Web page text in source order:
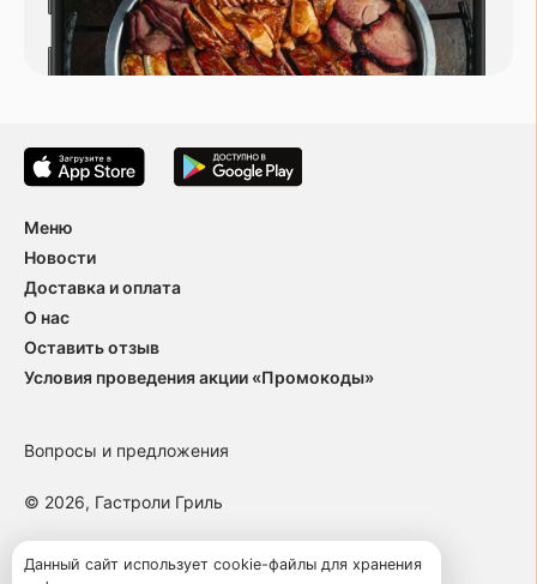
Меню
Новости
Доставка и оплата
О нас
Оставить отзыв
Условия проведения акции «Промокоды»
Вопросы и предложения
© 2026, Гастроли Гриль
Пользовательское соглашение
Данный сайт использует cookie-файлы для хранения